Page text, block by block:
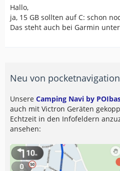
Hallo,
ja, 15 GB sollten auf C: schon
Das steht auch bei Garmin
Neu von
Unsere Camping Navi by
auch mit Victron Geräten
Echtzeit in den Infofeldern
ansehen: